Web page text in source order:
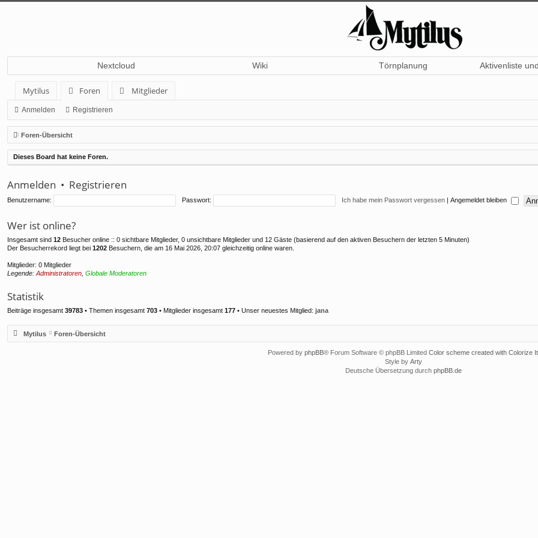
Nextcloud Wiki Törnplanung Aktivenliste
Mytilus Foren
Mitglieder
Anmelden Registrieren
Foren-Übersicht
Dieses Board hat keine Foren.
Anmelden • Registrieren
Benutzername: Passwort: Ich habe mein Passwort vergessen | Angemeldet bleiben
Wer ist online?
Insgesamt sind 12 Besucher online :: 0 sichtbare Mitglieder, 0 unsichtbare Mitglieder und 12 Gäste (basierend auf den aktiven Besuchern der letzten 5 Minuten)
Der Besucherrekord liegt bei 1202 Besuchern, die am 16 Mai 2026, 20:07 gleichzeitig online waren.
Mitglieder: 0 Mitglieder
Legende: Administratoren Globale Moderatoren
Statistik
Beiträge insgesamt 39783 • Themen insgesamt 703 • Mitglieder insgesamt 177 • Unser neuestes Mitglied: jana
Mytilus Foren-Übersicht
Powered by phpBB® Forum Software © phpBB Limited Color scheme created with Colorize It.
Style by Arty
Deutsche Übersetzung durch phpBB.de